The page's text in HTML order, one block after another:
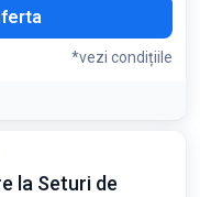
*vezi condițiile
în coș pentru a
la livrare
la Seturi de